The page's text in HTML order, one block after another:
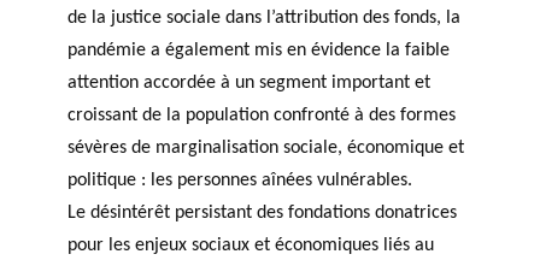
nt aux
OBNL
Base de
PRIX PHILAB
BALADO DU PHILAB
de la justice sociale dans l’attribution des fonds, la
pandémie a également mis en évidence la faible
attention accordée à un segment important et
croissant de la population confronté à des formes
sévères de marginalisation sociale, économique et
politique : les personnes aînées vulnérables.
Le désintérêt persistant des fondations donatrices
pour les enjeux sociaux et économiques liés au